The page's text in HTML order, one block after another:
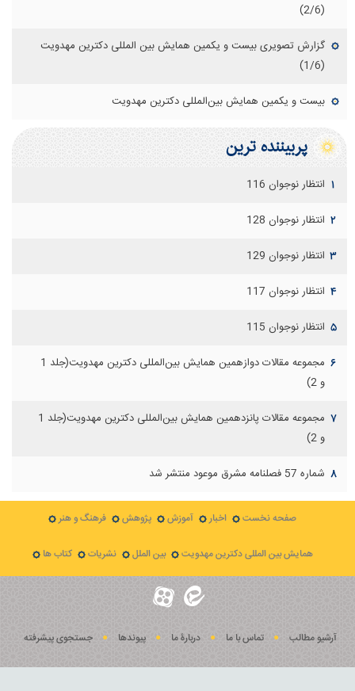
(2/6)
گزارش تصویری بیست و یکمین همایش بین المللی دکترین مهدویت
(1/6)
بیست و یکمین همایش بین‌المللی دکترین مهدویت
پربيننده ترين
۱ انتظار نوجوان 116
۲ انتظار نوجوان 128
۳ انتظار نوجوان 129
۴ انتظار نوجوان 117
۵ انتظار نوجوان 115
۶
مجموعه مقالات دوازهمين همايش بين‌المللی دكترين مهدويت(جلد 1
و 2)
۷
مجموعه مقالات پانزدهمين همايش بين‌المللی دكترين مهدويت(جلد 1
و 2)
۸ شماره 57 فصلنامه مشرق موعود منتشر شد
صفحه نخست اخبار آموزش پژوهش فرهنگ و هنر
همایش بین المللی دکترین مهدویت بین الملل نشریات کتاب ها
آرشیو مطالب تماس با ما دربارۀ ما پيوندها جستجوی پيشرفته